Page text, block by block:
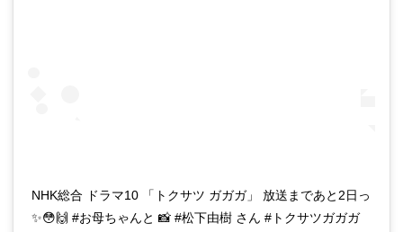
NHK総合 ドラマ10 「トクサツ ガガガ」 放送まであと2日っ
✨😳🙌 #お母ちゃんと 📸 #松下由樹 さん #トクサツガガガ